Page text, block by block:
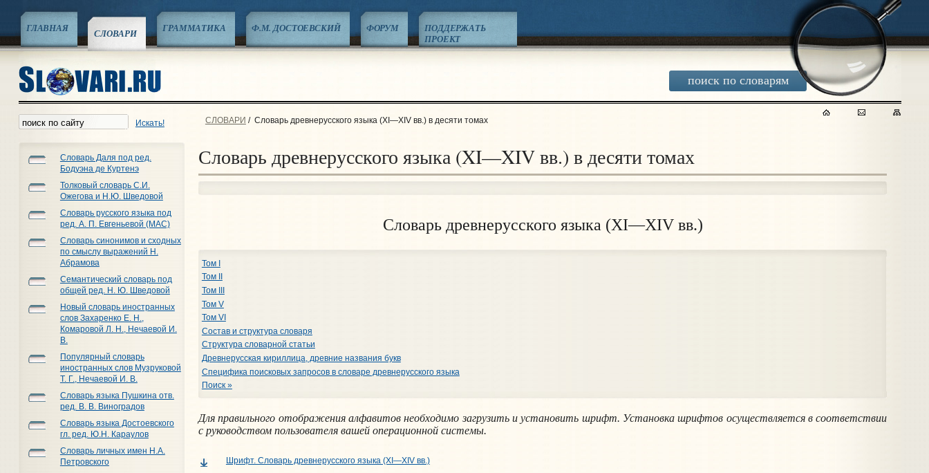
поиск по словарям
ГЛАВНАЯ СЛОВАРИ ГРАММАТИКА Ф.М. ДОСТОЕВСКИЙ ФОРУМ
ПОДДЕРЖАТЬ
ПРОЕКТ
Искать!
Словарь Даля под ред.
Бодуэна де Куртенэ
Толковый словарь С.И.
Ожегова и Н.Ю. Шведовой
Словарь русского языка под
ред. А. П. Евгеньевой (МАС)
Словарь синонимов и сходных
по смыслу выражений Н.
Абрамова
Семантический словарь под
общей ред. Н. Ю. Шведовой
Новый словарь иностранных
слов Захаренко Е. Н.,
Комаровой Л. Н., Нечаевой И.
В.
Популярный словарь
иностранных слов Музруковой
Т. Г., Нечаевой И. В.
Словарь языка Пушкина отв.
ред. В. В. Виноградов
Словарь языка Достоевского
гл. ред. Ю.Н. Караулов
Словарь личных имен Н.А.
Петровского
СЛОВАРИ / Словарь древнерусского языка (XI—XIV вв.) в десяти томах
Словарь древнерусского языка (XI—XIV вв.) в десяти томах
Словарь древнерусского языка (XI—XIV вв.)
Том I
Том II
Том III
Том V
Том VI
Состав и структура словаря
Структура словарной статьи
Древнерусская кириллица, древние названия букв
Специфика поисковых запросов в словаре древнерусского языка
Поиск »
Для правильного отображения алфавитов необходимо загрузить и установить шрифт. Установка шрифтов осуществляется в соответствии
с руководством пользователя вашей операционной системы.
Шрифт. Словарь древнерусского языка (XI—XIV вв.)